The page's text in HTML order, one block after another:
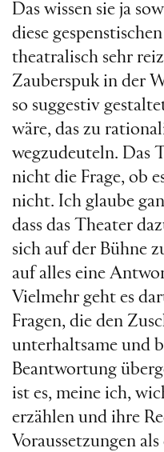
Das wissen sie ja
diese
theatralisch sehr
Zauberspuk in der
so suggestiv
wäre, das zu
wegzudeuteln. Das
nicht die Frage, ob
nicht. Ich glaube
dass das Theater
sich auf der Bühne
auf alles eine
Vielmehr geht es
Fragen, die den
unterhaltsame und
Beantwortung
ist es, meine ich,
erzählen und ihre
Voraussetzungen